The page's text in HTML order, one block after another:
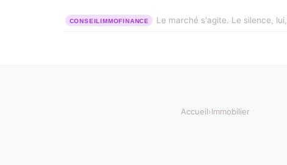
Le marché s'agite. Le silence,
Accueil›Immobilier